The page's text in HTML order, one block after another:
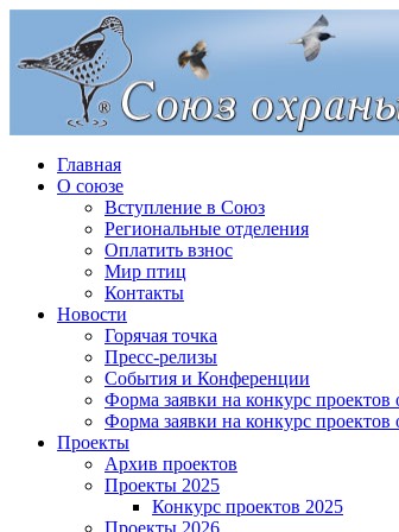
Главная
О союзе
Вступление в Союз
Региональные отделения
Оплатить взнос
Мир птиц
Контакты
Новости
Горячая точка
Пресс-релизы
События и Конференции
Форма заявки на конкурс проектов
Форма заявки на конкурс
Проекты
Архив проектов
Проекты 2025
Конкурс проектов 2025
Проекты 2026